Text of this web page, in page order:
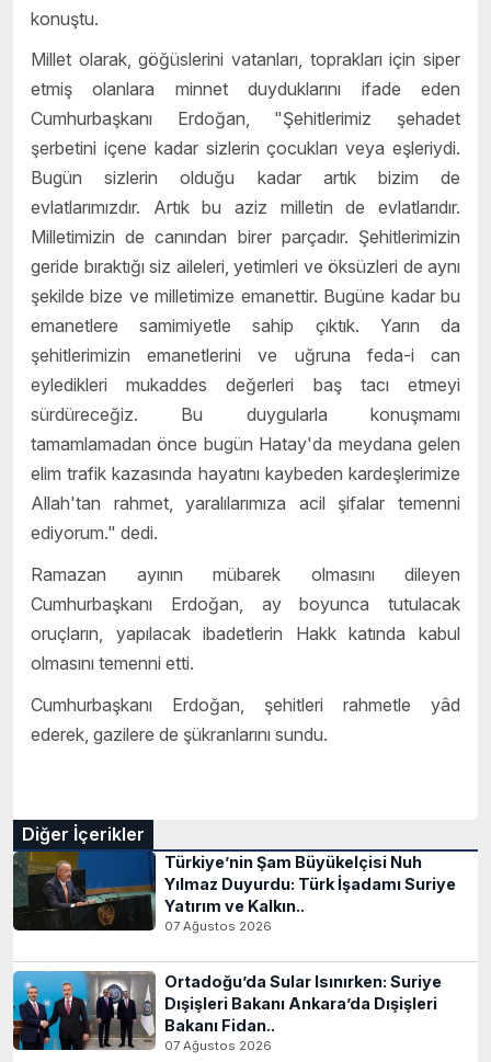
konuştu.
Millet olarak, göğüslerini vatanları, toprakları için siper
etmiş olanlara minnet duyduklarını ifade eden
Cumhurbaşkanı Erdoğan, "Şehitlerimiz şehadet
şerbetini içene kadar sizlerin çocukları veya eşleriydi.
Bugün sizlerin olduğu kadar artık bizim de
evlatlarımızdır. Artık bu aziz milletin de evlatlarıdır.
Milletimizin de canından birer parçadır. Şehitlerimizin
geride bıraktığı siz aileleri, yetimleri ve öksüzleri de aynı
şekilde bize ve milletimize emanettir. Bugüne kadar bu
emanetlere samimiyetle sahip çıktık. Yarın da
şehitlerimizin emanetlerini ve uğruna feda-i can
eyledikleri mukaddes değerleri baş tacı etmeyi
sürdüreceğiz. Bu duygularla konuşmamı
tamamlamadan önce bugün Hatay'da meydana gelen
elim trafik kazasında hayatını kaybeden kardeşlerimize
Allah'tan rahmet, yaralılarımıza acil şifalar temenni
ediyorum." dedi.
Ramazan ayının mübarek olmasını dileyen
Cumhurbaşkanı Erdoğan, ay boyunca tutulacak
oruçların, yapılacak ibadetlerin Hakk katında kabul
olmasını temenni etti.
Cumhurbaşkanı Erdoğan, şehitleri rahmetle yâd
ederek, gazilere de şükranlarını sundu.
Diğer İçerikler
Türkiye’nin Şam Büyükelçisi Nuh
Yılmaz Duyurdu: Türk İşadamı Suriye
Yatırım ve Kalkın..
07 Ağustos 2026
Ortadoğu’da Sular Isınırken: Suriye
Dışişleri Bakanı Ankara’da Dışişleri
Bakanı Fidan..
07 Ağustos 2026